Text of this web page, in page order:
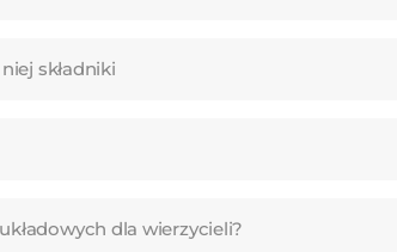
składniki
dla wierzycieli?